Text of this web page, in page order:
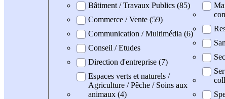
Bâtiment / Travaux Publics (85)
Commerce / Vente (59)
Communication / Multimédia (6)
Conseil / Etudes
Direction d'entreprise (7)
Espaces verts et naturels /
Agriculture / Pêche / Soins aux
animaux (4)